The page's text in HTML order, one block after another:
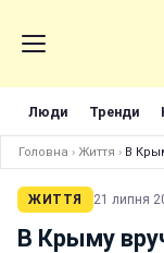
Люди Тренди
Головна › Життя › В
ЖИТТЯ 21 липня
В Крыму